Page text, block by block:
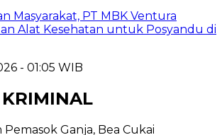
Masyarakat, PT MBK Ventura
Alat Kesehatan untuk Posyandu di
- 01:05 WIB